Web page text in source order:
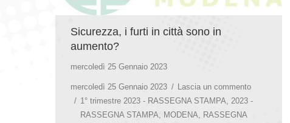
Sicurezza, i furti in città sono in
aumento?
mercoledì 25 Gennaio 2023
mercoledì 25 Gennaio 2023
Lascia un commento
1° trimestre 2023 - RASSEGNA STAMPA
2023 -
RASSEGNA STAMPA
MODENA
RASSEGNA